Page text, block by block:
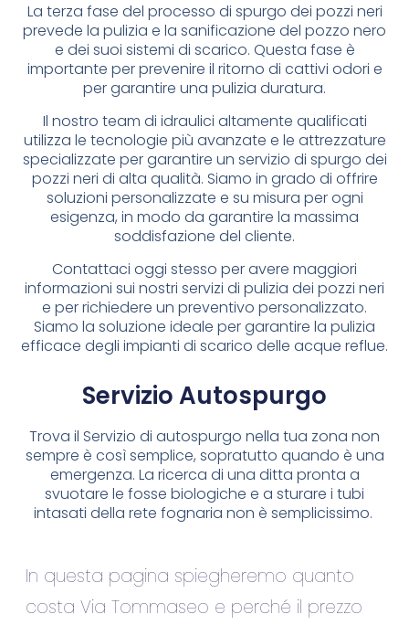
La terza fase del processo di spurgo dei pozzi neri
prevede la pulizia e la sanificazione del pozzo nero
e dei suoi sistemi di scarico. Questa fase è
importante per prevenire il ritorno di cattivi odori e
per garantire una pulizia duratura.
Il nostro team di idraulici altamente qualificati
utilizza le tecnologie più avanzate e le attrezzature
specializzate per garantire un servizio di spurgo dei
pozzi neri di alta qualità. Siamo in grado di offrire
soluzioni personalizzate e su misura per ogni
esigenza, in modo da garantire la massima
soddisfazione del cliente.
Contattaci oggi stesso per avere maggiori
informazioni sui nostri servizi di pulizia dei pozzi neri
e per richiedere un preventivo personalizzato.
Siamo la soluzione ideale per garantire la pulizia
efficace degli impianti di scarico delle acque reflue.
Servizio Autospurgo
Trova il Servizio di autospurgo nella tua zona non
sempre è così semplice, sopratutto quando è una
emergenza. La ricerca di una ditta pronta a
svuotare le fosse biologiche e a sturare i tubi
intasati della rete fognaria non è semplicissimo.
In questa pagina spiegheremo quanto
costa Via Tommaseo e perché il prezzo